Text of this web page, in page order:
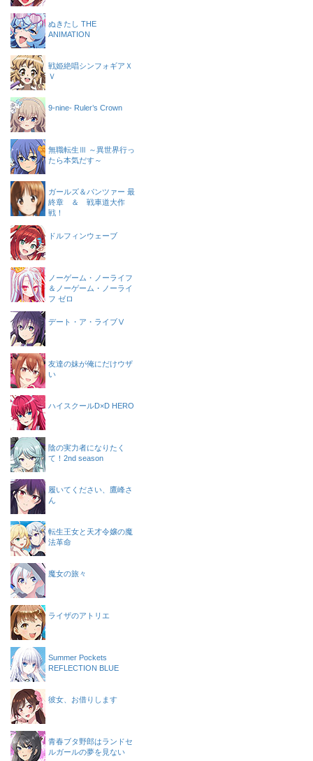
ぬきたし THE
ANIMATION
戦姫絶唱シンフォギアＸ
Ｖ
9-nine- Ruler’s Crown
無職転生Ⅲ ～異世界行っ
たら本気だす～
ガールズ＆パンツァー 最
終章 ＆ 戦車道大作
戦！
ドルフィンウェーブ
ノーゲーム・ノーライフ
＆ノーゲーム・ノーライ
フ ゼロ
デート・ア・ライブⅤ
友達の妹が俺にだけウザ
い
ハイスクールD×D HERO
陰の実力者になりたく
て！2nd season
履いてください、鷹峰さ
ん
転生王女と天才令嬢の魔
法革命
魔女の旅々
ライザのアトリエ
Summer Pockets
REFLECTION BLUE
彼女、お借りします
青春ブタ野郎はランドセ
ルガールの夢を見ない